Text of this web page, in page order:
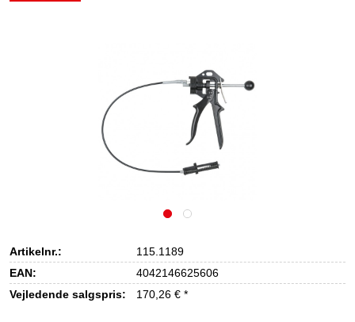
Artikelnr.:
115.1189
EAN:
4042146625606
Vejledende salgspris:
170,26 € *